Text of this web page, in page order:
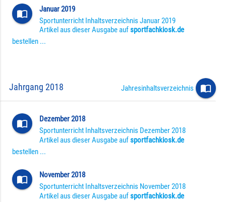
import_contacts
Januar 2019
Sportunterricht Inhaltsverzeichnis Januar 2019
Artikel aus dieser Ausgabe aufsportfachkiosk.de
bestellen ...
Jahrgang 2018 Jahresinhaltsverzeichnis import_contacts
import_contacts
Dezember 2018
Sportunterricht Inhaltsverzeichnis Dezember 2018
Artikel aus dieser Ausgabe aufsportfachkiosk.de
bestellen ...
import_contacts
November 2018
Sportunterricht Inhaltsverzeichnis November 2018
Artikel aus dieser Ausgabe aufsportfachkiosk.de